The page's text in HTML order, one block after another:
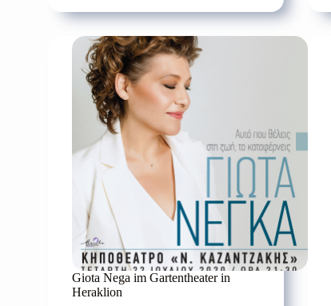
Belcanto
mit
den
Italian
Tenors
kommt
nach
Heraklion
Giota Nega im Gartentheater in
Heraklion